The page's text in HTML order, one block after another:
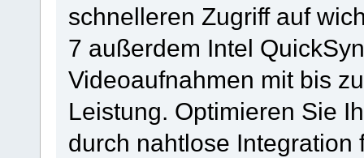
schnelleren Zugriff auf
7 außerdem Intel
Videoaufnahmen mit bis
Leistung. Optimieren Sie
durch nahtlose